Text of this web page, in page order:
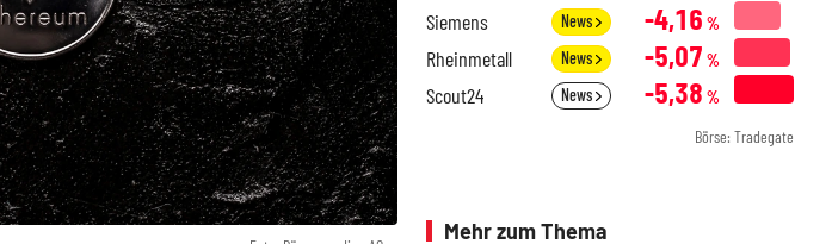
Siemens News -4,16 %
Rheinmetall News -5,07 %
Scout24 News -5,38 %
Börse: Tradegate
Mehr zum Thema